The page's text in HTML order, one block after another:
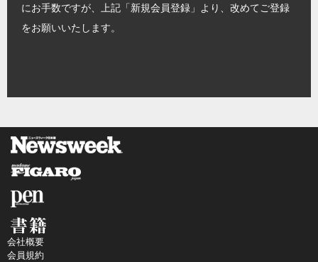
にお手数ですが、上記「新規会員登録」より、改めてご登録
をお願いいたします。
会社概要
会員規約